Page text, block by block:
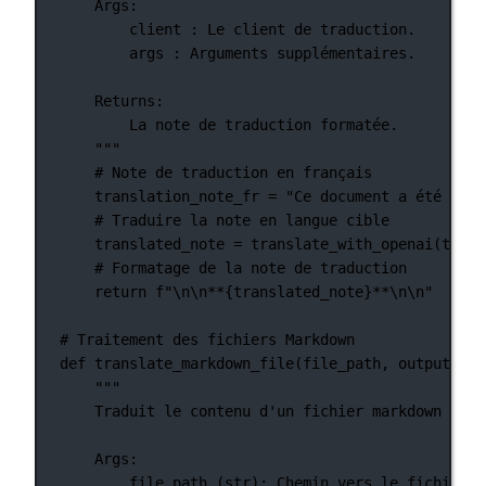
Args:
client : Le client de traduction.
args : Arguments supplémentaires.
Returns:
La note de traduction formatée.
"""
# Note de traduction en français
translation_note_fr =
"Ce document a été
# Traduire la note en langue cible
translated_note =
# Formatage de la note de traduction
return
f"\n\n**{translated_note}**\n\n"
# Traitement des fichiers Markdown
def
translate_markdown_file(file_path,
"""
Traduit le contenu d'un fichier markdown
Args: